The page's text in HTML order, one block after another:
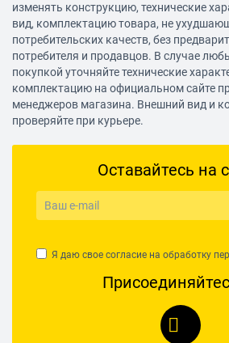
изменять конструкцию, технические
вид, комплектацию товара, не
потребительских качеств, без
потребителя и продавцов. В случае
покупкой уточняйте технические
комплектацию на официальном сайте
менеджеров магазина. Внешний вид и
проверяйте при курьере.
Оставайтесь на
Я даю свое согласие на обработку